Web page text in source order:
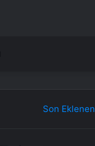
Son Eklenen